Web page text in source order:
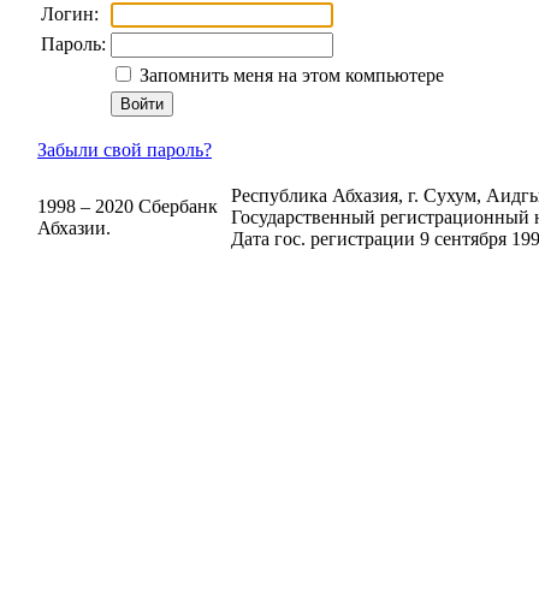
Логин:
Пароль:
Запомнить меня на этом компьютере
Забыли свой пароль?
1998 – 2020 Сбербанк
Абхазии.
Республика Абхазия, г. Сухум,
Государственный регистрационный
Дата гос. регистрации 9 сентября